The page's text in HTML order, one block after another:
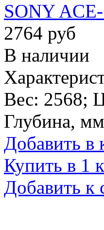
SONY
2764 руб
В наличии
Вес: 2568;
Глубина,
Добавить в
Купить в 1
Добавить к